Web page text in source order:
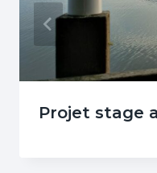
Projet stage